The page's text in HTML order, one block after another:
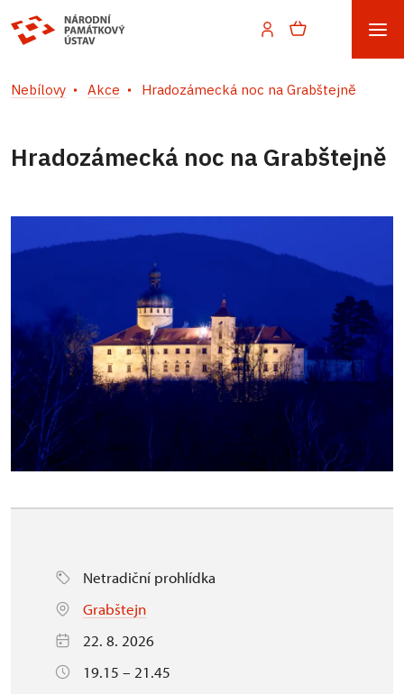
Nebílovy Akce Hradozámecká noc na Grabštejně
Hradozámecká noc na Grabštejně
Netradiční prohlídka
Grabštejn
22. 8. 2026
19.15 – 21.45